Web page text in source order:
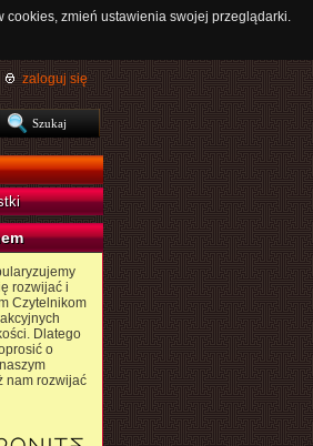
cookies, zmień ustawienia swojej przeglądarki.
zaloguj się
rozwijać i
Czytelnikom
Dlatego
o
nam rozwijać